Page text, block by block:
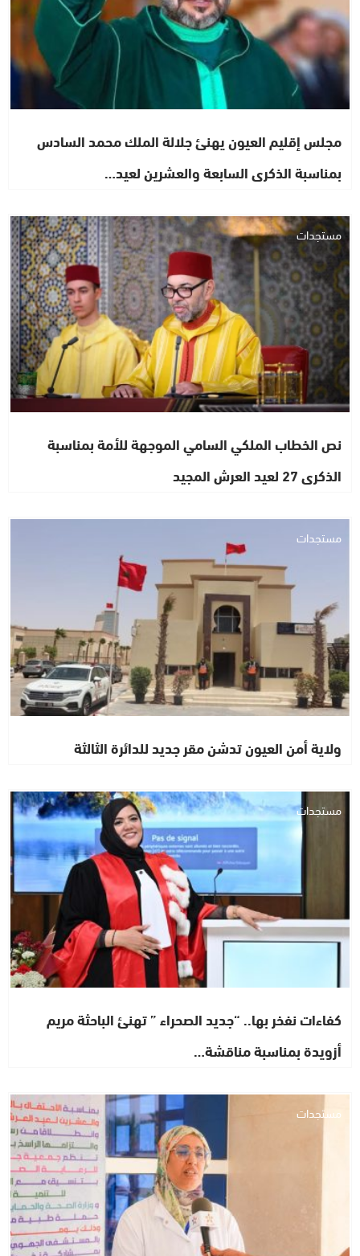
مجلس إقليم العيون يهنئ جلالة الملك محمد السادس
بمناسبة الذكرى السابعة والعشرين لعيد…
مستجدات
نص الخطاب الملكي السامي الموجهة للأمة بمناسبة
الذكرى 27 لعيد العرش المجيد
مستجدات
ولاية أمن العيون تدشن مقر جديد للدائرة الثالثة
مستجدات
كفاءات نفخر بها.. “جديد الصحراء ” تهنئ الباحثة مريم
أزويدة بمناسبة مناقشة…
مستجدات